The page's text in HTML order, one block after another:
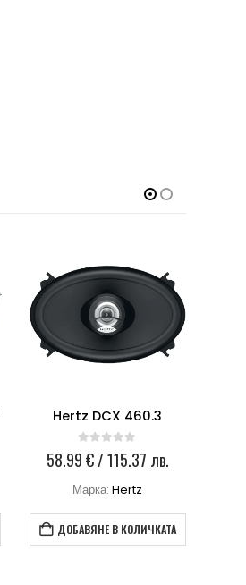
Hertz DCX 460.3
0 out of 5
58.99€/ 115.37 лв.
Марка:Hertz
ДОБАВЯНЕ В КОЛИЧКАТА